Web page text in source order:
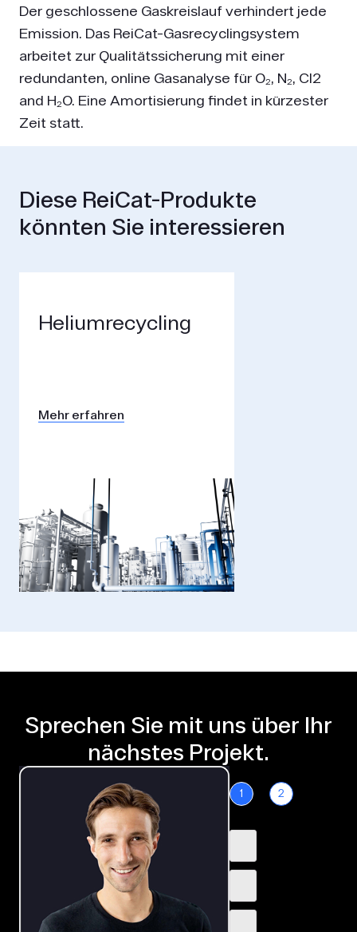
Der geschlossene Gaskreislauf verhindert jede
Emission. Das ReiCat-Gasrecyclingsystem
arbeitet zur Qualitätssicherung mit einer
redundanten, online Gasanalyse für O₂, N₂, Cl2
and H₂O. Eine Amortisierung findet in kürzester
Zeit statt.
Diese ReiCat-Produkte
könnten Sie interessieren
Helium­recycling
Mehr erfahren
Sprechen Sie mit uns über Ihr
nächstes Projekt.
1 2